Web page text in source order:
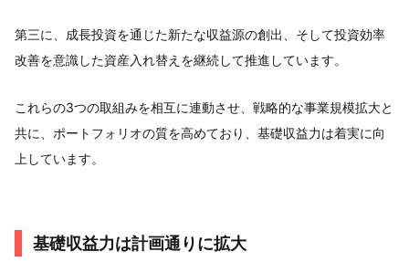
第三に、成長投資を通じた新たな収益源の創出、そして投資効率
改善を意識した資産入れ替えを継続して推進しています。
これらの3つの取組みを相互に連動させ、戦略的な事業規模拡大と
共に、ポートフォリオの質を高めており、基礎収益力は着実に向
上しています。
基礎収益力は計画通りに拡大